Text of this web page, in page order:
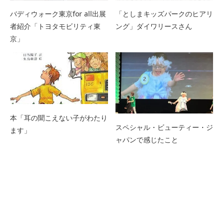
バディウォーク東京for all出展
者紹介「トヨタモビリティ東
京」
「としまキッズパークのヒアリ
ング」ダイワリースさん
本「耳の聞こえない子がわたり
ます」
スペシャル・ビューティー・ジ
ャパンで感じたこと